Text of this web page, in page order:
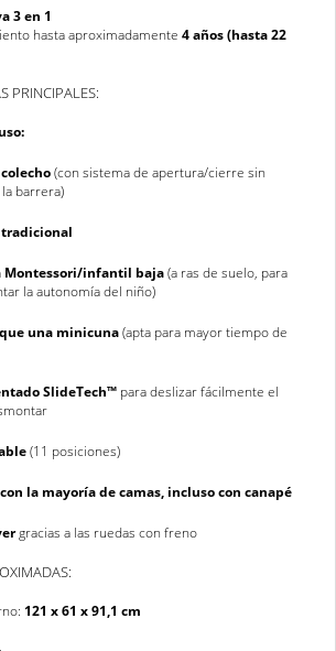
3 en 1
hasta aproximadamente 4 años (hasta 22
PRINCIPALES:
(con sistema de apertura/cierre sin
barrera)
Montessori/infantil baja(a ras de suelo, para
la autonomía del niño)
una minicuna(apta para mayor tiempo de
SlideTech™ para deslizar fácilmente el
(11 posiciones)
la mayoría de camas, incluso con canapé
gracias a las ruedas con freno
121 x 61 x 91,1 cm